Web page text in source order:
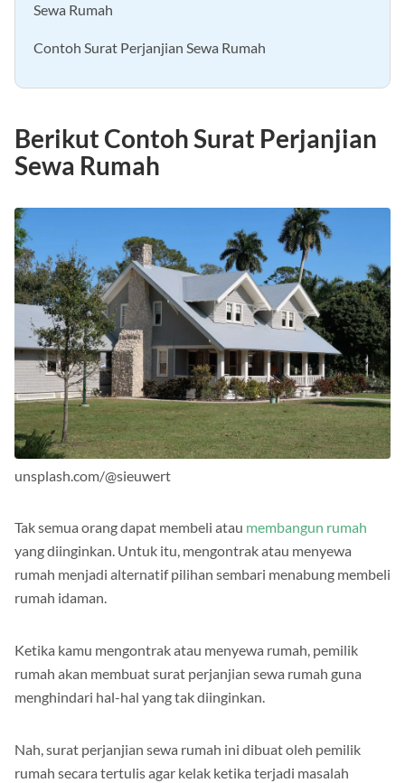
Sewa Rumah
Contoh Surat Perjanjian Sewa Rumah
Berikut Contoh Surat Perjanjian
Sewa Rumah
unsplash.com/@sieuwert
Tak semua orang dapat membeli atau membangun rumah
yang diinginkan. Untuk itu, mengontrak atau menyewa
rumah menjadi alternatif pilihan sembari menabung membeli
rumah idaman.
Ketika kamu mengontrak atau menyewa rumah, pemilik
rumah akan membuat surat perjanjian sewa rumah guna
menghindari hal-hal yang tak diinginkan.
Nah, surat perjanjian sewa rumah ini dibuat oleh pemilik
rumah secara tertulis agar kelak ketika terjadi masalah